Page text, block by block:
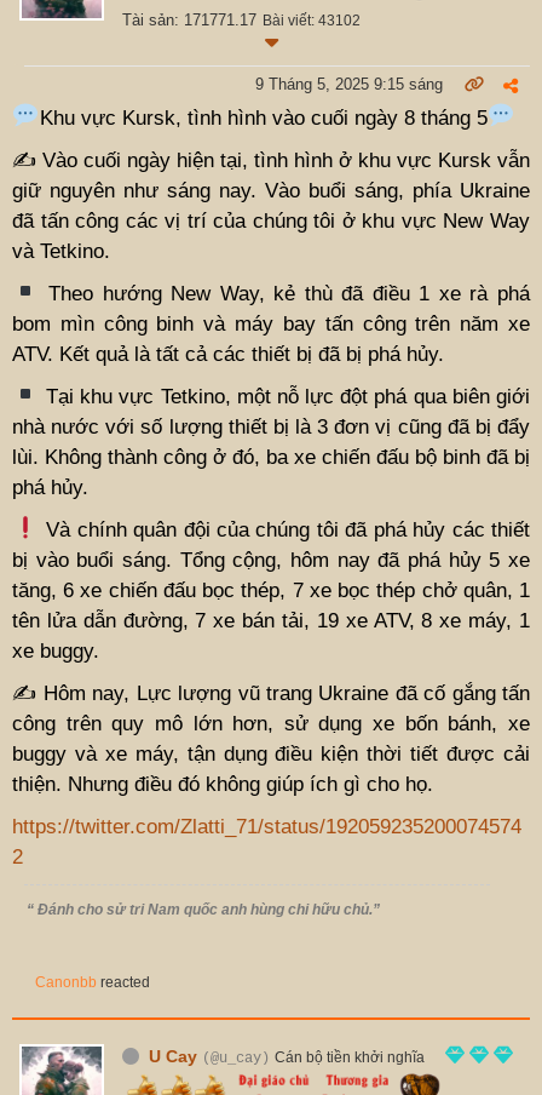
Tài sản: 171771.17 Bài viết: 43102
9 Tháng 5, 2025 9:15 sáng
Khu vực Kursk, tình hình vào cuối ngày 8 tháng 5
✍️ Vào cuối ngày hiện tại, tình hình ở khu vực Kursk vẫn
giữ nguyên như sáng nay. Vào buổi sáng, phía Ukraine
đã tấn công các vị trí của chúng tôi ở khu vực New Way
và Tetkino.
Theo hướng New Way, kẻ thù đã điều 1 xe rà phá
bom mìn công binh và máy bay tấn công trên năm xe
ATV. Kết quả là tất cả các thiết bị đã bị phá hủy.
Tại khu vực Tetkino, một nỗ lực đột phá qua biên giới
nhà nước với số lượng thiết bị là 3 đơn vị cũng đã bị đẩy
lùi. Không thành công ở đó, ba xe chiến đấu bộ binh đã bị
phá hủy.
Và chính quân đội của chúng tôi đã phá hủy các thiết
bị vào buổi sáng. Tổng cộng, hôm nay đã phá hủy 5 xe
tăng, 6 xe chiến đấu bọc thép, 7 xe bọc thép chở quân, 1
tên lửa dẫn đường, 7 xe bán tải, 19 xe ATV, 8 xe máy, 1
xe buggy.
✍️ Hôm nay, Lực lượng vũ trang Ukraine đã cố gắng tấn
công trên quy mô lớn hơn, sử dụng xe bốn bánh, xe
buggy và xe máy, tận dụng điều kiện thời tiết được cải
thiện. Nhưng điều đó không giúp ích gì cho họ.
https://twitter.com/Zlatti_71/status/192059235200074574
2
“ Đánh cho sử tri Nam quốc anh hùng chi hữu chủ.”
Canonbb reacted
U Cay (@u_cay) Cán bộ tiền khởi nghĩa